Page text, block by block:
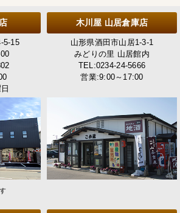
5-15
木川屋 山居倉庫店
山形県酒田市山居1-3-1
みどりの里 山居館内
TEL:0234-24-5666
営業:9:00～17:00